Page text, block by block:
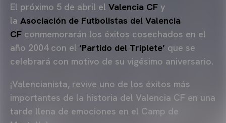
El próximo 5 de abril el Valencia CF y
la Asociación de Futbolistas del Valencia
CF conmemorarán los éxitos cosechados en el
año 2004 con el ‘Partido del Triplete’ que se
celebrará con motivo de su vigésimo aniversario.
¡Valencianista, revive uno de los éxitos más
importantes de la historia del Valencia CF en una
tarde llena de emociones en el Camp de